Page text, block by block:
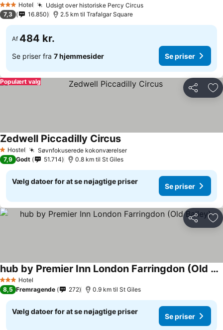
3 StjernerHotel Udsigt over historiske Percy Circus
7,3 16.850 2.5 km til Trafalgar Square
Af 484 kr.
Se priser fra 7 hjemmesider Se priser
Del
Populært valg
1 Stjerner
Hostel Søvnfokuserede kokonværelser
Zedwell Piccadilly Circus
7,9 Godt 51.714 0.8 km til St Giles
Vælg datoer for at se nøjagtige priser
Se priser
Del
3 StjernerHotel
hub by Premier Inn London Farringdon (Old Bailey)
8,5 Fremragende 272 0.9 km til St Giles
Vælg datoer for at se nøjagtige priser
Se priser